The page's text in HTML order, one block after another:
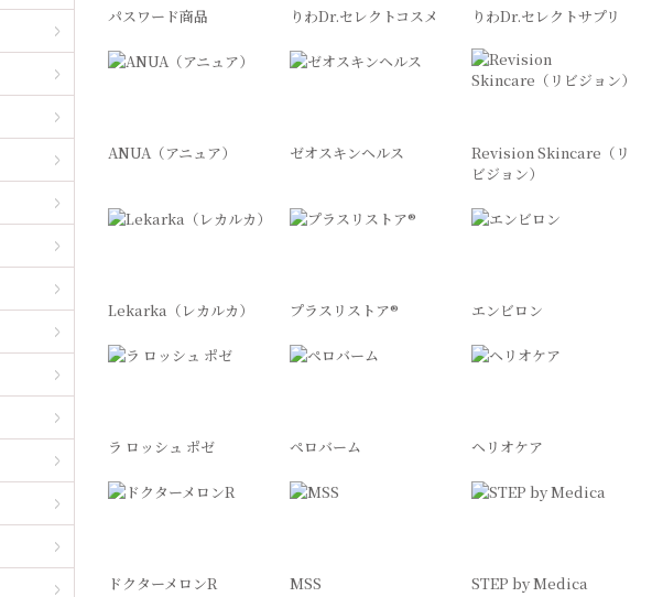
パスワード商品 りわDr.セレクトコスメ りわDr.セレクトサプリ
ANUA（アニュア） ゼオスキンヘルス
Revision Skincare（リ
ビジョン）
Lekarka（レカルカ） プラスリストア®︎ エンビロン
ラ ロッシュ ポゼ ペロバーム ヘリオケア
ドクターメロンR MSS STEP by Medica